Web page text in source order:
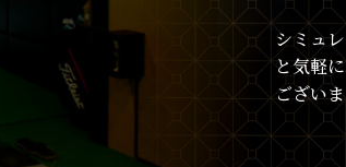
シミュ
と気軽
ござい